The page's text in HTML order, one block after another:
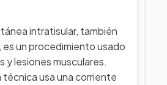
intratisular, también
un procedimiento usado
y lesiones musculares.
técnica usa una corriente